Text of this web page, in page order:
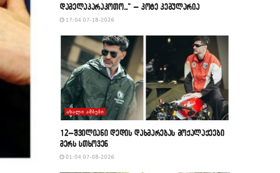
დამელაპარაკოთო…“ – კოტე კემულარია
17:04 07-18-2026
ᲐᲮᲐᲚᲘ ᲐᲛᲑᲔᲑᲘ
12–შვილიანი დედის დახმარებას მოქალაქეები
მერს სთხოვენ
01:04 07-08-2026